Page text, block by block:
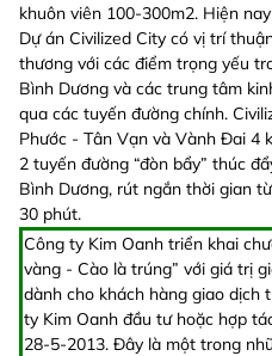
khuôn viên 100-300m2. Hiện
Dự án Civilized City có vị trí
thương với các điểm trọng yếu
Bình Dương và các trung tâm
qua các tuyến đường chính.
Phước - Tân Vạn và Vành Đai 4
2 tuyến đường “đòn bẩy” thúc
Bình Dương, rút ngắn thời gian
30 phút.
Công ty Kim Oanh triển khai
vàng - Cào là trúng” với giá trị
dành cho khách hàng giao dịch
ty Kim Oanh đầu tư hoặc hợp
28-5-2013. Đây là một trong